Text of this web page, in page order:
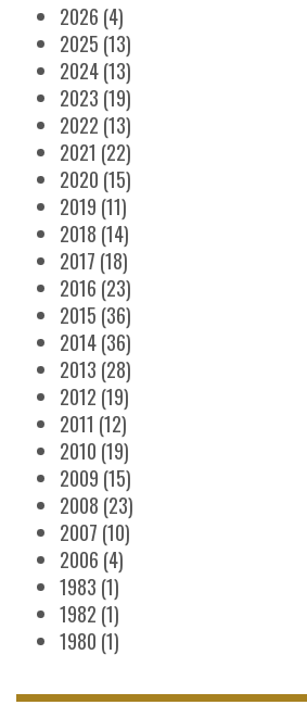
2026 (4)
2025 (13)
2024(13)
2023 (19)
2022 (13)
2021 (22)
2020 (15)
2019 (11)
2018 (14)
2017 (18)
2016 (23)
2015 (36)
2014(36)
2013 (28)
2012 (19)
2011 (12)
2010 (19)
2009 (15)
2008 (23)
2007 (10)
2006 (4)
1983 (1)
1982 (1)
1980 (1)